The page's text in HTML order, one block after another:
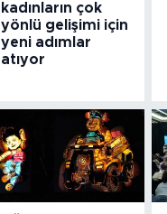
kadınların çok
yönlü gelişimi için
yeni adımlar
atıyor